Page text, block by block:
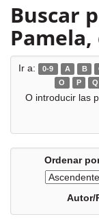
Buscar
Ir a: 0-9 A B
O
P Q
O introducir las
Ordenar
Autor/